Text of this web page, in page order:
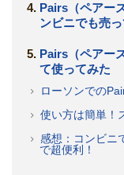
Pairs（ペアー
ンビニでも売
Pairs（ペアー
て使ってみた
ローソンでの
使い方は簡単！
感想：コンビニ
で超便利！